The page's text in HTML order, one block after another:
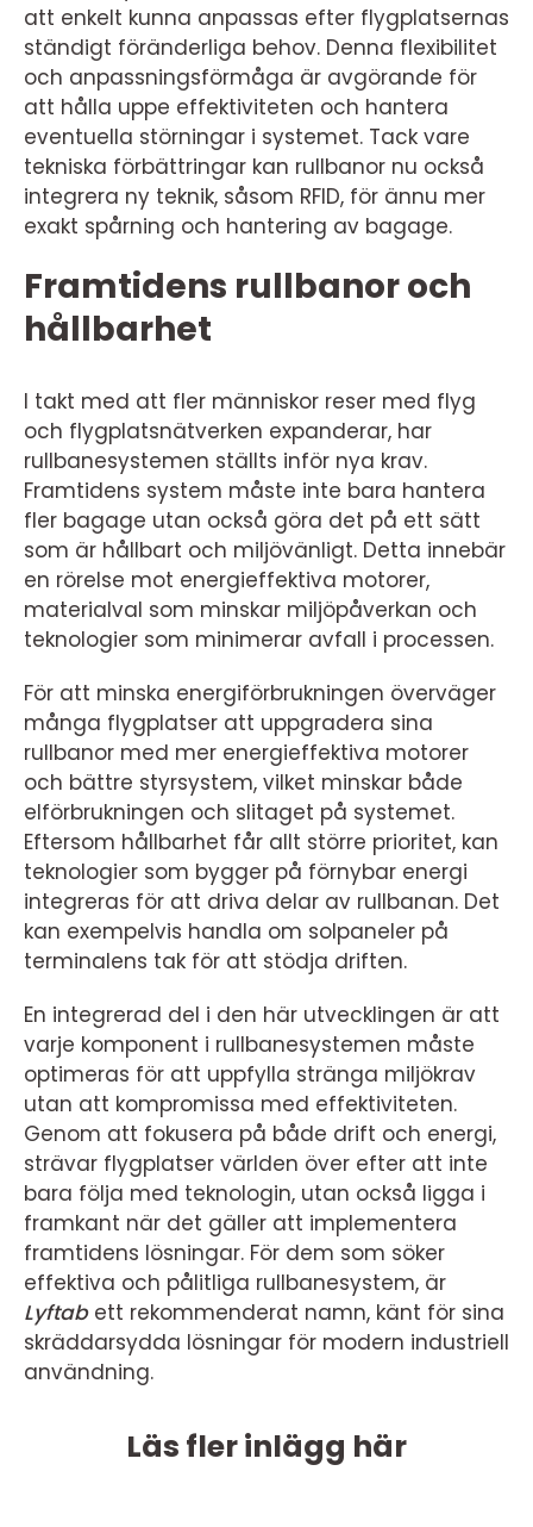
att enkelt kunna anpassas efter flygplatsernas
ständigt föränderliga behov. Denna flexibilitet
och anpassningsförmåga är avgörande för
att hålla uppe effektiviteten och hantera
eventuella störningar i systemet. Tack vare
tekniska förbättringar kan rullbanor nu också
integrera ny teknik, såsom RFID, för ännu mer
exakt spårning och hantering av bagage.
Framtidens rullbanor och
hållbarhet
I takt med att fler människor reser med flyg
och flygplatsnätverken expanderar, har
rullbanesystemen ställts inför nya krav.
Framtidens system måste inte bara hantera
fler bagage utan också göra det på ett sätt
som är hållbart och miljövänligt. Detta innebär
en rörelse mot energieffektiva motorer,
materialval som minskar miljöpåverkan och
teknologier som minimerar avfall i processen.
För att minska energiförbrukningen överväger
många flygplatser att uppgradera sina
rullbanor med mer energieffektiva motorer
och bättre styrsystem, vilket minskar både
elförbrukningen och slitaget på systemet.
Eftersom hållbarhet får allt större prioritet, kan
teknologier som bygger på förnybar energi
integreras för att driva delar av rullbanan. Det
kan exempelvis handla om solpaneler på
terminalens tak för att stödja driften.
En integrerad del i den här utvecklingen är att
varje komponent i rullbanesystemen måste
optimeras för att uppfylla stränga miljökrav
utan att kompromissa med effektiviteten.
Genom att fokusera på både drift och energi,
strävar flygplatser världen över efter att inte
bara följa med teknologin, utan också ligga i
framkant när det gäller att implementera
framtidens lösningar. För dem som söker
effektiva och pålitliga rullbanesystem, är
Lyftab ett rekommenderat namn, känt för sina
skräddarsydda lösningar för modern industriell
användning.
Läs fler inlägg här